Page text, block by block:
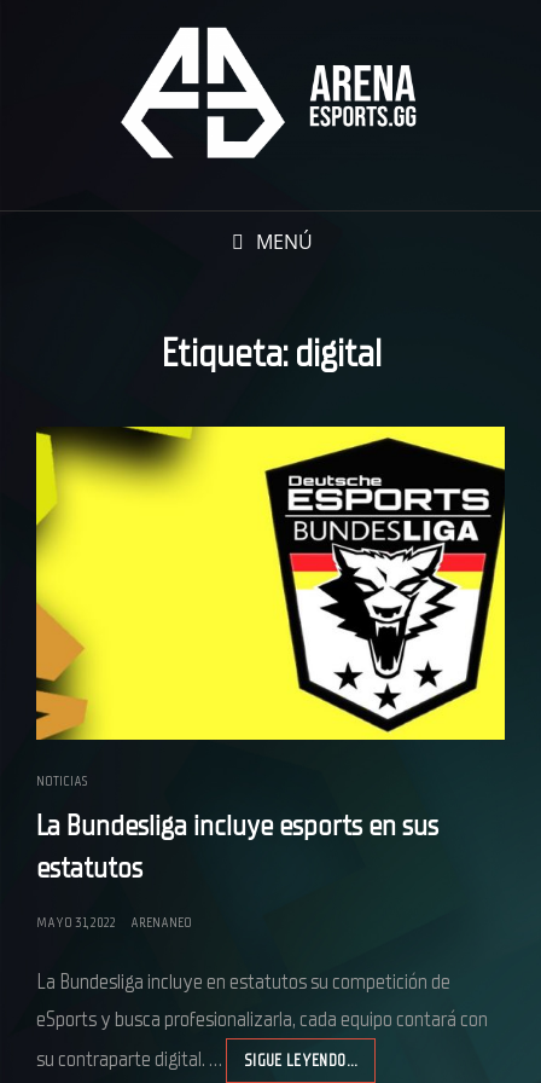
MENÚ
Etiqueta:digital
NOTICIAS
La Bundesliga incluye esports en sus
estatutos
MAYO 31, 2022 ARENANEO
La Bundesliga incluye en estatutos su competición de
eSports y busca profesionalizarla, cada equipo contará con
su contraparte digital. …
SIGUE LEYENDO…